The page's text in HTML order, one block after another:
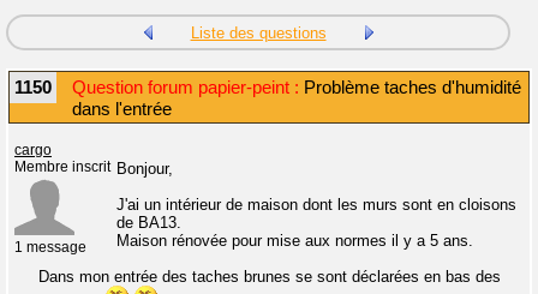
Liste des questions
1150 Question forum papier-peint : Problème taches d'humidité
dans l'entrée
cargo
Membre inscrit
1 message
Bonjour,
J'ai un intérieur de maison dont les murs sont en cloisons
de BA13.
Maison rénovée pour mise aux normes il y a 5 ans.
Dans mon entrée des taches brunes se sont déclarées en bas des